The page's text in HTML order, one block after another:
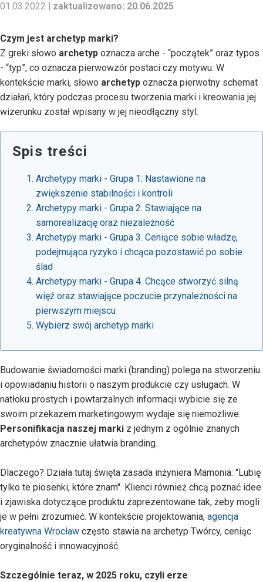
01.03.2022 | zaktualizowano: 20.06.2025
Czym jest archetyp marki?
Z greki słowo archetyp oznacza arche - “początek” oraz typos
- “typ”, co oznacza pierwowzór postaci czy motywu. W
kontekście marki, słowo archetyp oznacza pierwotny schemat
działań, który podczas procesu tworzenia marki i kreowania jej
wizerunku został wpisany w jej nieodłączny styl.
Spis treści
Archetypy marki - Grupa 1: Nastawione na
zwiększenie stabilności i kontroli
Archetypy marki - Grupa 2. Stawiające na
samorealizację oraz niezależność
Archetypy marki - Grupa 3. Ceniące sobie władzę,
podejmująca ryzyko i chcąca pozostawić po sobie
ślad
Archetypy marki - Grupa 4. Chcące stworzyć silną
więź oraz stawiające poczucie przynależności na
pierwszym miejscu
Wybierz swój archetyp marki
Budowanie świadomości marki (branding) polega na stworzeniu
i opowiadaniu historii o naszym produkcie czy usługach. W
natłoku prostych i powtarzalnych informacji wybicie się ze
swoim przekazem marketingowym wydaje się niemożliwe.
Personifikacja naszej marki z jednym z ogólnie znanych
archetypów znacznie ułatwia branding.
Dlaczego? Działa tutaj święta zasada inżyniera Mamonia: "Lubię
tylko te piosenki, które znam". Klienci również chcą poznać idee
i zjawiska dotyczące produktu zaprezentowane tak, żeby mogli
je w pełni zrozumieć. W kontekście projektowania, agencja
kreatywna Wrocław często stawia na archetyp Twórcy, ceniąc
oryginalność i innowacyjność.
Szczególnie teraz, w 2025 roku, czyli erze